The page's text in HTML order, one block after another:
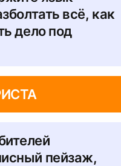
всё, как
дело под
пейзаж,